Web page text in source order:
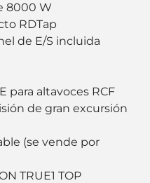
8000 W
RDTap
de E/S incluida
para altavoces RCF
de gran excursión
(se vende por
TRUE1 TOP